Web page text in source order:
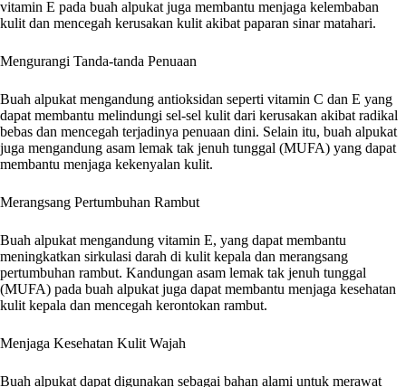
vitamin E pada buah alpukat juga membantu menjaga kelembaban
kulit dan mencegah kerusakan kulit akibat paparan sinar matahari.
Mengurangi Tanda-tanda Penuaan
Buah alpukat mengandung antioksidan seperti vitamin C dan E yang
dapat membantu melindungi sel-sel kulit dari kerusakan akibat radikal
bebas dan mencegah terjadinya penuaan dini. Selain itu, buah alpukat
juga mengandung asam lemak tak jenuh tunggal (MUFA) yang dapat
membantu menjaga kekenyalan kulit.
Merangsang Pertumbuhan Rambut
Buah alpukat mengandung vitamin E, yang dapat membantu
meningkatkan sirkulasi darah di kulit kepala dan merangsang
pertumbuhan rambut. Kandungan asam lemak tak jenuh tunggal
(MUFA) pada buah alpukat juga dapat membantu menjaga kesehatan
kulit kepala dan mencegah kerontokan rambut.
Menjaga Kesehatan Kulit Wajah
Buah alpukat dapat digunakan sebagai bahan alami untuk merawat